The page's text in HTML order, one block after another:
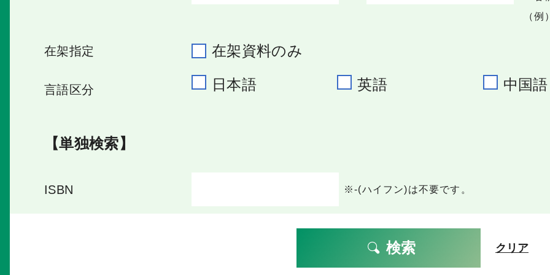
（
在架指定 在架資料のみ
言語区分 日本語 英語 中国語
【単独検索】
ISBN ※-(ハイフン)は不要です。
検索 クリア